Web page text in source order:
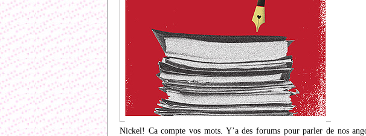
Nickel! Ca compte vos mots. Y’a des forums pour parler de nos